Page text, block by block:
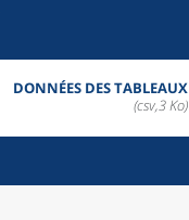
DONNÉES DES TABLEAUX
(csv,3 Ko)